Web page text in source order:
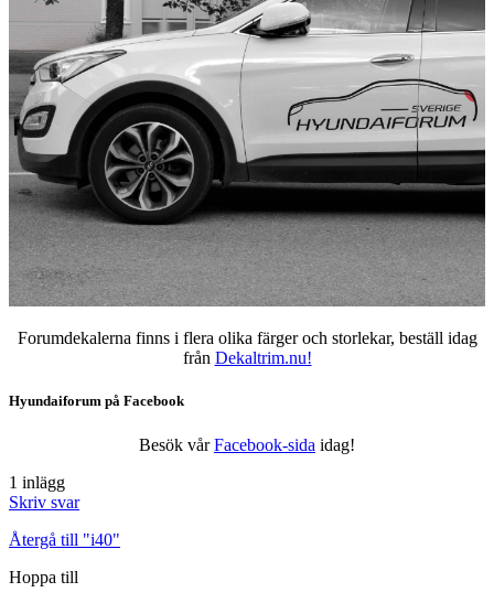
Forumdekalerna finns i flera olika färger och storlekar, beställ idag
från Dekaltrim.nu!
Hyundaiforum på Facebook
Besök vårFacebook-sida idag!
1 inlägg
Skriv svar
Återgå till "i40"
Hoppa till